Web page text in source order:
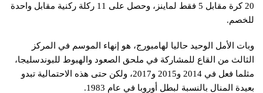
20 كرة مقابل 5 فقط لماينز، وحصل على 11 ركلة ركنية مقابل واحدة
للخصم.
وبات الأمل الوحيد حاليا لهامبورج، هو إنهاء الموسم في المركز
الثالث من القاع للمشاركة في ملحق الصعود والهبوط للبوندسليجا،
مثلما فعل في 2014 و2015 و2017، ولكن حتى هذه الاحتمالية تبدو
بعيدة المنال بالنسبة لبطل أوروبا في عام 1983.